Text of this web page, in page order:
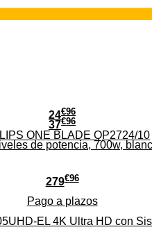
37€96
de potencia, 700w,
24€96
ONE BLADE QP2724/10
279€96
Pago a plazos
EL 4K Ultra HD con